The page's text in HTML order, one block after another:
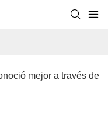
mejor a través de